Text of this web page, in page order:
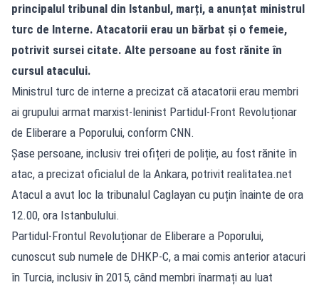
principalul tribunal din Istanbul, marți, a anunțat ministrul
turc de Interne. Atacatorii erau un bărbat și o femeie,
potrivit sursei citate. Alte persoane au fost rănite în
cursul atacului.
Ministrul turc de interne a precizat că atacatorii erau membri
ai grupului armat marxist-leninist Partidul-Front Revoluționar
de Eliberare a Poporului, conform CNN.
Șase persoane, inclusiv trei ofițeri de poliție, au fost rănite în
atac, a precizat oficialul de la Ankara, potrivit realitatea.net
Atacul a avut loc la tribunalul Caglayan cu puțin înainte de ora
12.00, ora Istanbulului.
Partidul-Frontul Revoluționar de Eliberare a Poporului,
cunoscut sub numele de DHKP-C, a mai comis anterior atacuri
în Turcia, inclusiv în 2015, când membri înarmați au luat